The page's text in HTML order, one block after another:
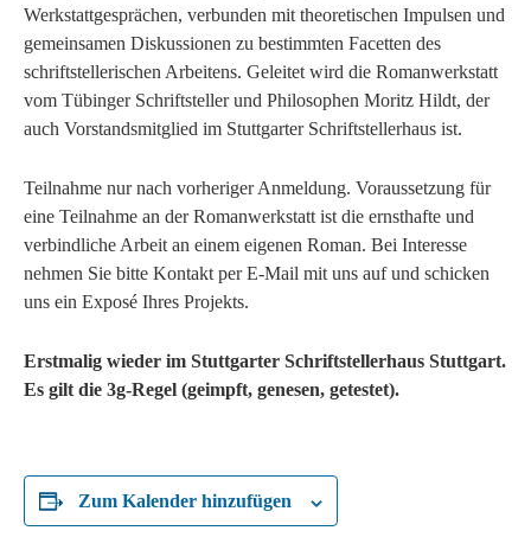
Werkstattgesprächen, verbunden mit theoretischen Impulsen und
gemeinsamen Diskussionen zu bestimmten Facetten des
schriftstellerischen Arbeitens. Geleitet wird die Romanwerkstatt
vom Tübinger Schriftsteller und Philosophen Moritz Hildt, der
auch Vorstandsmitglied im Stuttgarter Schriftstellerhaus ist.
Teilnahme nur nach vorheriger Anmeldung. Voraussetzung für
eine Teilnahme an der Romanwerkstatt ist die ernsthafte und
verbindliche Arbeit an einem eigenen Roman. Bei Interesse
nehmen Sie bitte Kontakt per E-Mail mit uns auf und schicken
uns ein Exposé Ihres Projekts.
Erstmalig wieder im Stuttgarter Schriftstellerhaus Stuttgart.
Es gilt die 3g-Regel (geimpft, genesen, getestet).
Zum Kalender hinzufügen